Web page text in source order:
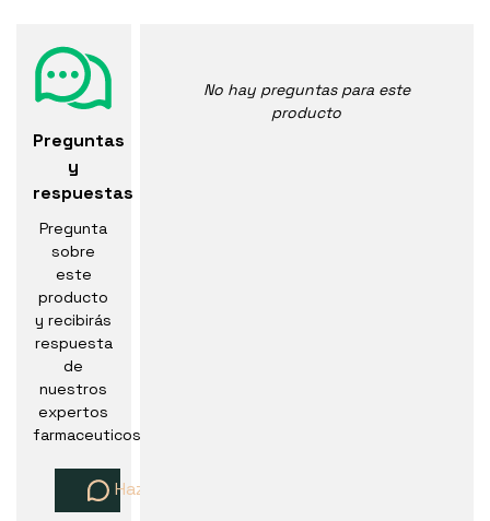
Preguntas
y
respuestas
Pregunta
sobre
este
producto
y recibirás
respuesta
de
nuestros
expertos
farmaceuticos
Haz una pregunta
No hay preguntas para este
producto